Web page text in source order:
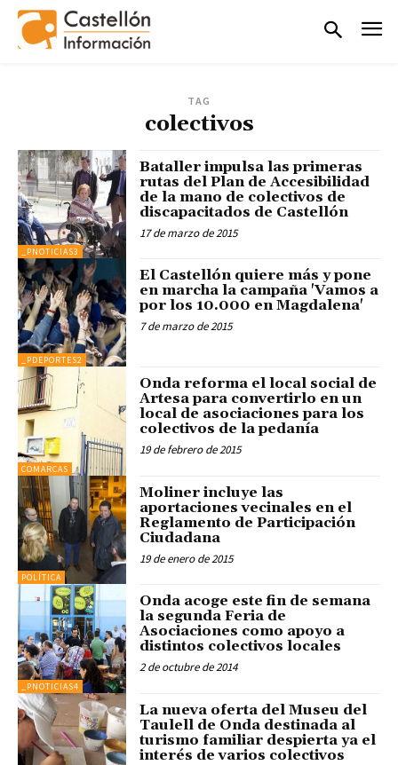
TAG
colectivos
_PNOTICIAS3
Bataller impulsa las primeras
rutas del Plan de Accesibilidad
de la mano de colectivos de
discapacitados de Castellón
17 de marzo de 2015
_PDEPORTES2
El Castellón quiere más y pone
en marcha la campaña 'Vamos a
por los 10.000 en Magdalena'
7 de marzo de 2015
COMARCAS
Onda reforma el local social de
Artesa para convertirlo en un
local de asociaciones para los
colectivos de la pedanía
19 de febrero de 2015
POLÍTICA
Moliner incluye las
aportaciones vecinales en el
Reglamento de Participación
Ciudadana
19 de enero de 2015
_PNOTICIAS4
Onda acoge este fin de semana
la segunda Feria de
Asociaciones como apoyo a
distintos colectivos locales
2 de octubre de 2014
La nueva oferta del Museu del
Taulell de Onda destinada al
turismo familiar despierta ya el
interés de varios colectivos